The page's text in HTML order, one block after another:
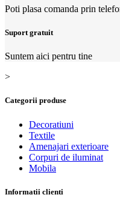
Poti plasa comanda prin
Suport gratuit
Suntem aici pentru tine
>
Categorii produse
Decoratiuni
Textile
Amenajari exterioare
Corpuri de iluminat
Mobila
Informatii clienti